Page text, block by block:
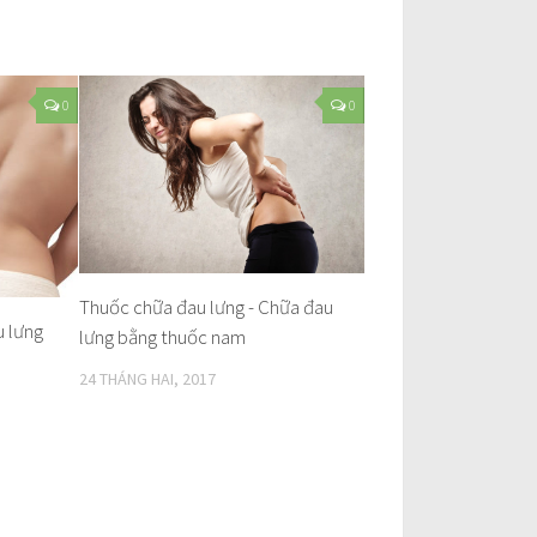
0
lưng
0
Thuốc chữa đau lưng - Chữa đau
lưng bằng thuốc nam
24 THÁNG HAI, 2017